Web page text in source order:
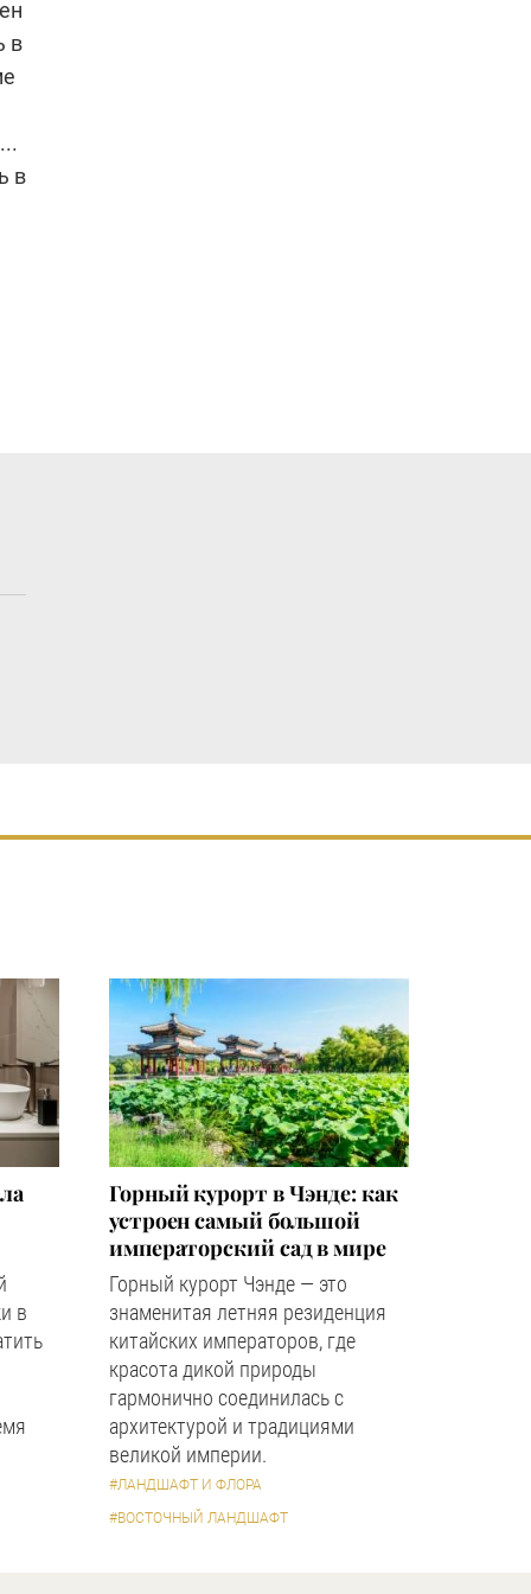
в
в
в
Горный курорт в Чэнде: как
устроен самый большой
императорский сад в мире
Горный курорт Чэнде — это
знаменитая летняя резиденция
китайских императоров, где
красота дикой природы
гармонично соединилась с
архитектурой и традициями
великой империи.
#ЛАНДШАФТ И ФЛОРА
#ВОСТОЧНЫЙ ЛАНДШАФТ